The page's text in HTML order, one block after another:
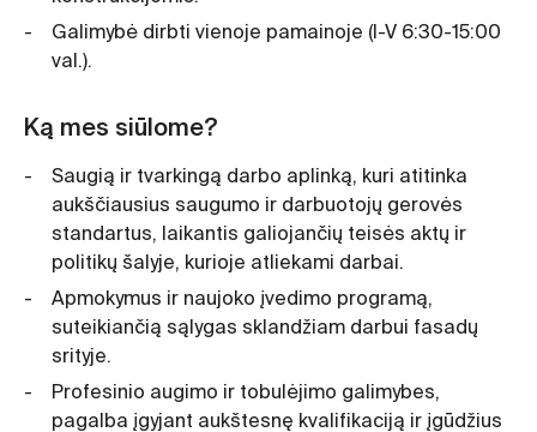
Galimybė dirbti vienoje pamainoje (I-V 6:30-15:00
val.).
Ką mes siūlome?
Saugią ir tvarkingą darbo aplinką, kuri atitinka
aukščiausius saugumo ir darbuotojų gerovės
standartus, laikantis galiojančių teisės aktų ir
politikų šalyje, kurioje atliekami darbai.
Apmokymus ir naujoko įvedimo programą,
suteikiančią sąlygas sklandžiam darbui fasadų
srityje.
Profesinio augimo ir tobulėjimo galimybes,
pagalba įgyjant aukštesnę kvalifikaciją ir įgūdžius